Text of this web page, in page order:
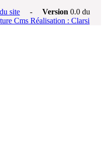
site - Version 0.0 du
Cms Réalisation : Clarsi